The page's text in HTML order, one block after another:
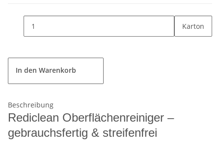
Karton
In den Warenkorb
Beschreibung
Rediclean Oberflächenreiniger –
gebrauchsfertig & streifenfrei